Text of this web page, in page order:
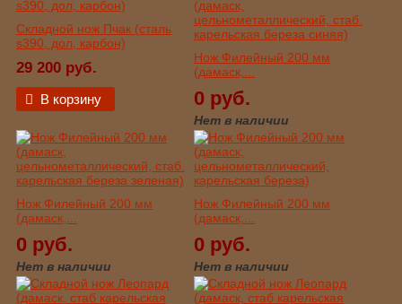
Складной нож Пчак (сталь
s390, дол, карбон)
29 200 руб.
В корзину
Нож Филейный 200 мм
(дамаск,...
0 руб.
Нет в наличии
Нож Филейный 200 мм
(дамаск,...
0 руб.
Нет в наличии
Нож Филейный 200 мм
(дамаск,...
0 руб.
Нет в наличии